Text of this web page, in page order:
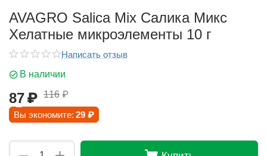
AVAGRO Salica Mix Салика Микс
Хелатные микроэлементы 10 г
Написать отзыв
В наличии
87₽ 116 ₽
Вы экономите: 29 ₽